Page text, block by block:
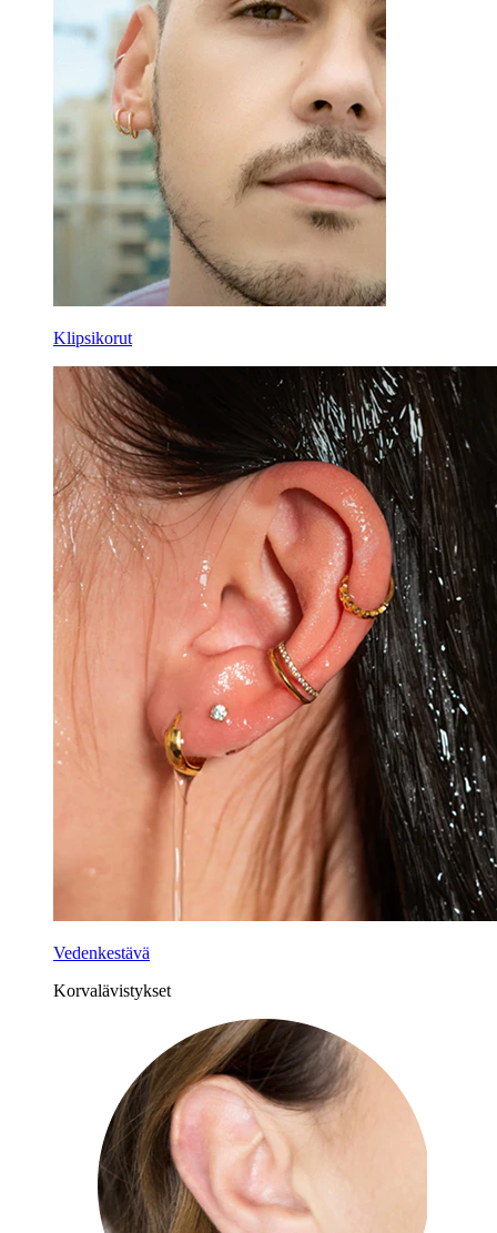
Klipsikorut
Vedenkestävä
Korvalävistykset